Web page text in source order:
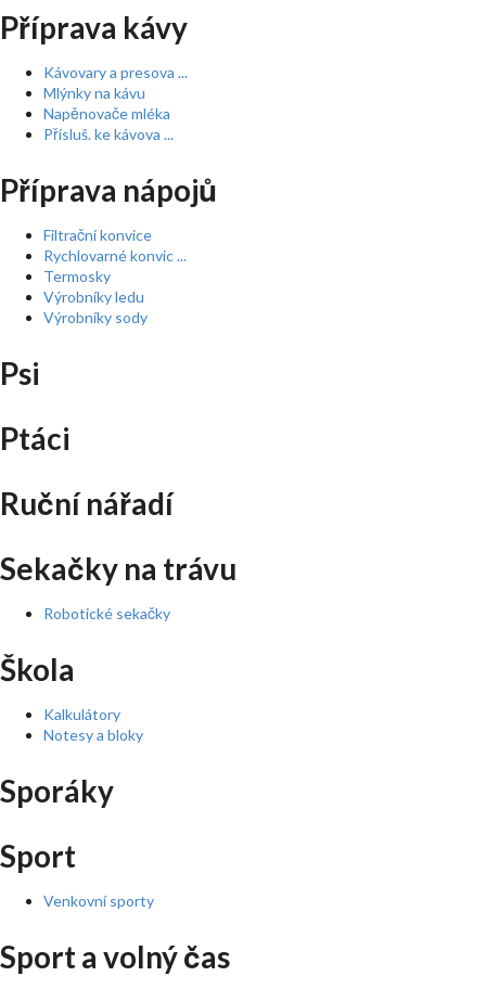
Příprava kávy
Kávovary a presova ...
Mlýnky na kávu
Napěnovače mléka
Přísluš. ke kávova ...
Příprava nápojů
Filtrační konvice
Rychlovarné konvic ...
Termosky
Výrobníky ledu
Výrobníky sody
Psi
Ptáci
Ruční nářadí
Sekačky na trávu
Robotické sekačky
Škola
Kalkulátory
Notesy a bloky
Sporáky
Sport
Venkovní sporty
Sport a volný čas